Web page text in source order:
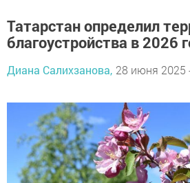
Татарстан определил
благоустройства в 2026
Диана Салихзанова, 28 июня 2025